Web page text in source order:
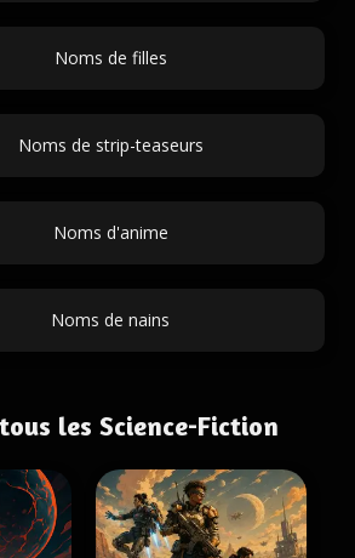
Noms de filles
Noms de strip-teaseurs
Noms d'anime
Noms de nains
les Science-Fiction